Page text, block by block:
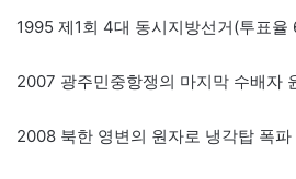
1995 제1회 4대 동시지방선거(투표율
2007 광주민중항쟁의 마지막 수배자
2008 북한 영변의 원자로 냉각탑 폭파